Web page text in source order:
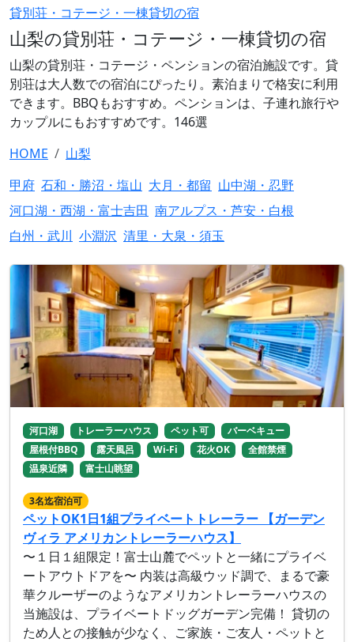
貸別荘・コテージ・一棟貸切の宿
山梨の貸別荘・コテージ・一棟貸切の宿
山梨の貸別荘・コテージ・ペンションの宿泊施設です。貸
別荘は大人数での宿泊にぴったり。素泊まりで格安に利用
できます。BBQもおすすめ。ペンションは、子連れ旅行や
カップルにもおすすめです。146選
HOME
山梨
甲府 石和・勝沼・塩山 大月・都留 山中湖・忍野
河口湖・西湖・富士吉田 南アルプス・芦安・白根
白州・武川 小淵沢 清里・大泉・須玉
河口湖 トレーラーハウス ペット可
バーベキュー
屋根付BBQ
露天風呂 Wi-Fi 花火OK
全館禁煙
温泉近隣
富士山眺望
3名迄宿泊可
ペットOK1日1組プライベートトレーラー 【ガーデン
ヴィラ アメリカントレーラーハウス】
〜１日１組限定！富士山麓でペットと一緒にプライベ
ートアウトドアを〜 内装は高級ウッド調で、まるで豪
華クルーザーのようなアメリカントレーラーハウスの
当施設は、プライベートドッグガーデン完備！ 貸切の
ため人との接触が少なく、ご家族・ご友人・ペットと